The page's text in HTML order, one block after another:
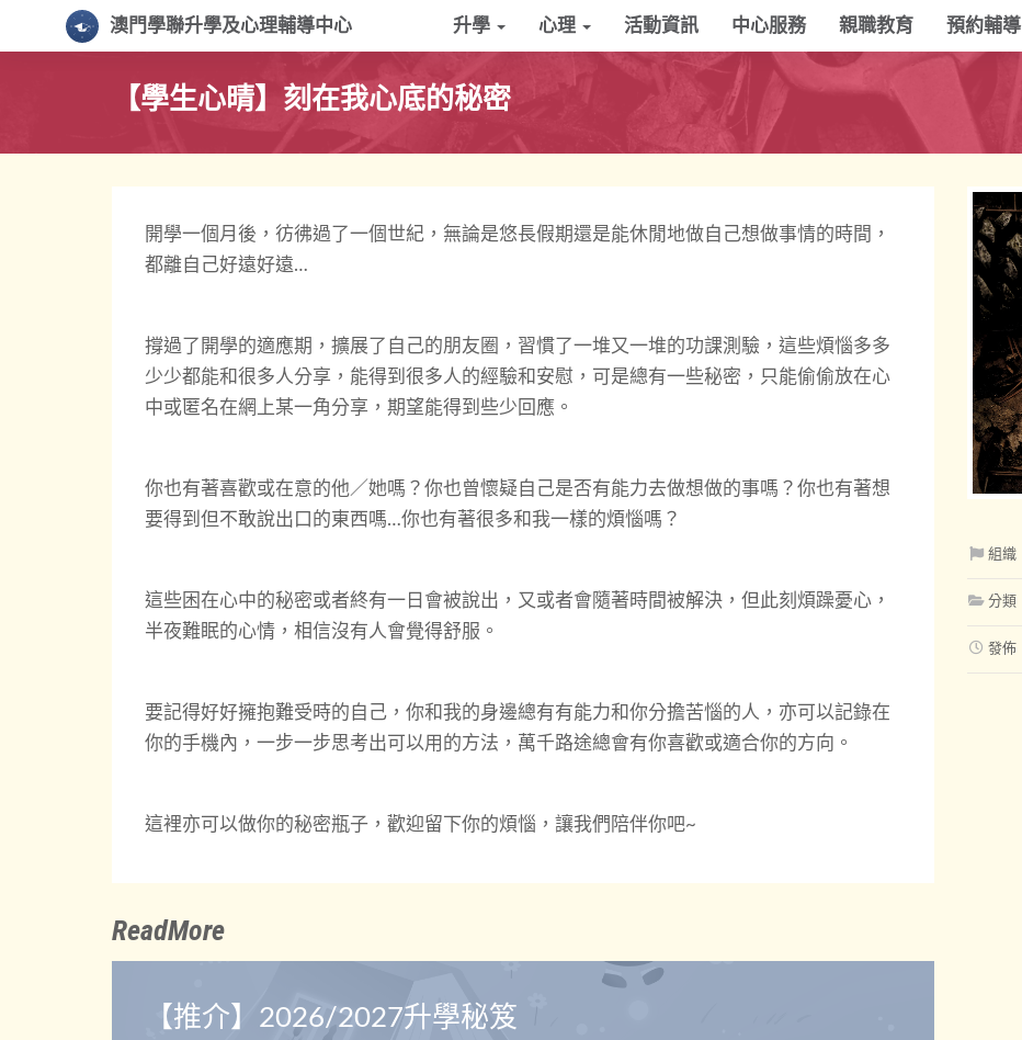
澳門學聯升學及心理輔導中心 升學 心理 活動資訊 中心服務 親職教育 預約輔導
【學生心晴】刻在我心底的秘密
開學一個月後，彷彿過了一個世紀，無論是悠長假期還是能休閒地做自己想做事情的時間，
都離自己好遠好遠…
撐過了開學的適應期，擴展了自己的朋友圈，習慣了一堆又一堆的功課測驗，這些煩惱多多
少少都能和很多人分享，能得到很多人的經驗和安慰，可是總有一些秘密，只能偷偷放在心
中或匿名在網上某一角分享，期望能得到些少回應。
你也有著喜歡或在意的他／她嗎？你也曾懷疑自己是否有能力去做想做的事嗎？你也有著想
要得到但不敢說出口的東西嗎…你也有著很多和我一樣的煩惱嗎？
這些困在心中的秘密或者終有一日會被說出，又或者會隨著時間被解決，但此刻煩躁憂心，
半夜難眠的心情，相信沒有人會覺得舒服。
要記得好好擁抱難受時的自己，你和我的身邊總有有能力和你分擔苦惱的人，亦可以記錄在
你的手機內，一步一步思考出可以用的方法，萬千路途總會有你喜歡或適合你的方向。
這裡亦可以做你的秘密瓶子，歡迎留下你的煩惱，讓我們陪伴你吧~
ReadMore
【推介】2026/2027升學秘笈
組織
分類
發佈